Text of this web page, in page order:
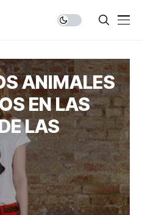
ANIMALES
EN LAS
LAS